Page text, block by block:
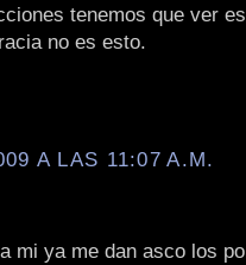
tenemos que ver
no es esto.
A LAS 11:07 A.M.
mi ya me dan asco los